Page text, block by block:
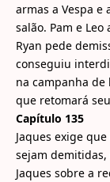
armas a Vespa e
salão. Pam e
Ryan pede
conseguiu
na campanha de
que retomará
Capítulo 135
Jaques exige
sejam demitidas,
Jaques sobre a